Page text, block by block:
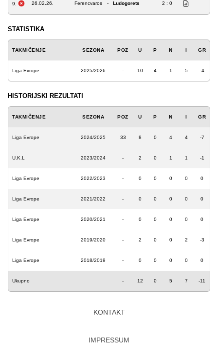
9. 26.02.26. Ferencvaros - Ludogorets 2 : 0
STATISTIKA
TAKMIČENJE SEZONA POZ U P N I GR
Liga Evrope 2025/2026 - 10 4 1 5 -4
HISTORIJSKI REZULTATI
TAKMIČENJE SEZONA POZ U P N I GR
Liga Evrope 2024/2025 33 8 0 4 4 -7
U.K.L 2023/2024 - 2 0 1 1 -1
Liga Evrope 2022/2023 - 0 0 0 0 0
Liga Evrope 2021/2022 - 0 0 0 0 0
Liga Evrope 2020/2021 - 0 0 0 0 0
Liga Evrope 2019/2020 - 2 0 0 2 -3
Liga Evrope 2018/2019 - 0 0 0 0 0
Ukupno - 12 0 5 7 -11
KONTAKT
IMPRESSUM